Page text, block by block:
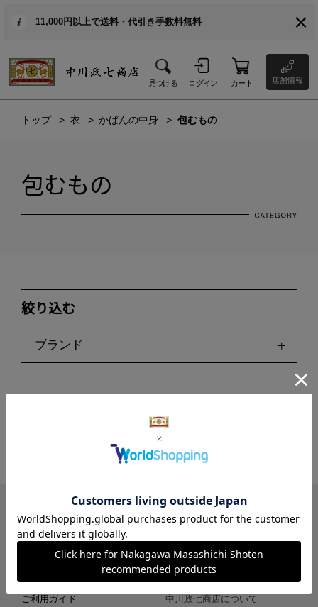
11,000円以上で送料・代引き手数料無料
見つける ログイン カート 店舗情報
トップ 衣 かばんの中身 包むもの
包むもの
絞り込む
ブランド
LINE Instagram X Facebook メールマガジン
ご利用ガイド 中川政七商店について